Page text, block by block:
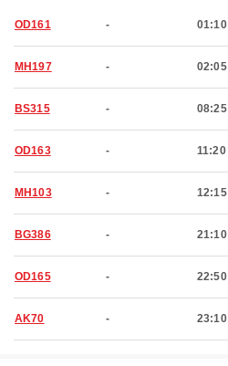
OD161 - 01:10
MH197 - 02:05
BS315 - 08:25
OD163 - 11:20
MH103 - 12:15
BG386 - 21:10
OD165 - 22:50
AK70 - 23:10